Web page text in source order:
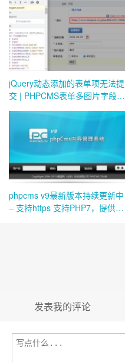
jQuery动态添加的表单项无法提
交 | PHPCMS表单多图片字段无
法添加图片
phpcms v9最新版本持续更新中
– 支持https 支持PHP7，提供完
发表我的评论